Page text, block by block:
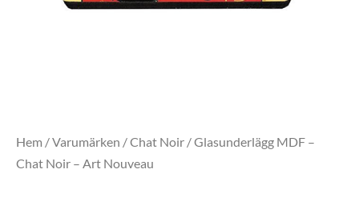
Hem /Varumärken /Chat Noir / Glasunderlägg MDF –
Chat Noir – Art Nouveau